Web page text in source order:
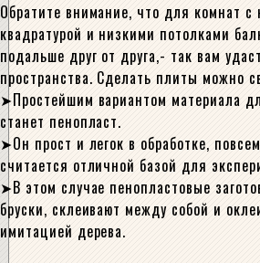
Обратите внимание, что для комнат с
квадратурой и низкими потолками
подальше друг от друга,- так вам
пространства. Сделать плиты можно
Простейшим вариантом материала
станет пенопласт.
Он прост и легок в обработке,
считается отличной базой для
В этом случае пенопластовые
бруски, склеивают между собой и
имитацией дерева.